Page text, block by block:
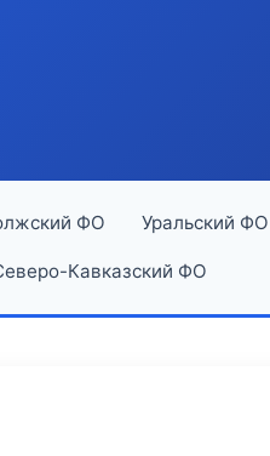
ФО Уральский ФО
Кавказский ФО